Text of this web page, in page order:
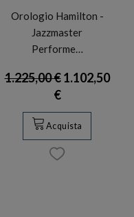
Orologio Hamilton -
Jazzmaster
Performe…
1.225,00 €1.102,50
€
Acquista